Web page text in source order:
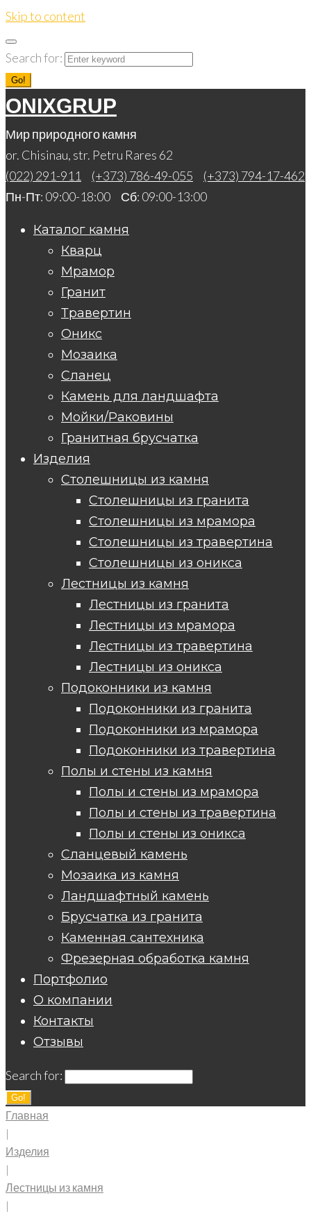
Skip to content
Search for:
Go!
ONIXGRUP
Мир природного камня
or. Chisinau, str. Petru Rares 62
(022) 291-911
(+373) 786-49-055
(+373) 794-17-462
Пн-Пт: 09:00-18:00 Сб: 09:00-13:00
Каталог камня
Кварц
Мрамор
Гранит
Травертин
Оникс
Мозаика
Сланец
Камень для ландшафта
Мойки/Раковины
Гранитная брусчатка
Изделия
Столешницы из камня
Столешницы из гранита
Столешницы из мрамора
Столешницы из травертина
Столешницы из оникса
Лестницы из камня
Лестницы из гранита
Лестницы из мрамора
Лестницы из травертина
Лестницы из оникса
Подоконники из камня
Подоконники из гранита
Подоконники из мрамора
Подоконники из травертина
Полы и стены из камня
Полы и стены из мрамора
Полы и стены из травертина
Полы и стены из оникса
Сланцевый камень
Мозаика из камня
Ландшафтный камень
Брусчатка из гранита
Каменная сантехника
Фрезерная обработка камня
Портфолио
О компании
Контакты
Отзывы
Search for:
Go!
Главная
|
Изделия
|
Лестницы из камня
|